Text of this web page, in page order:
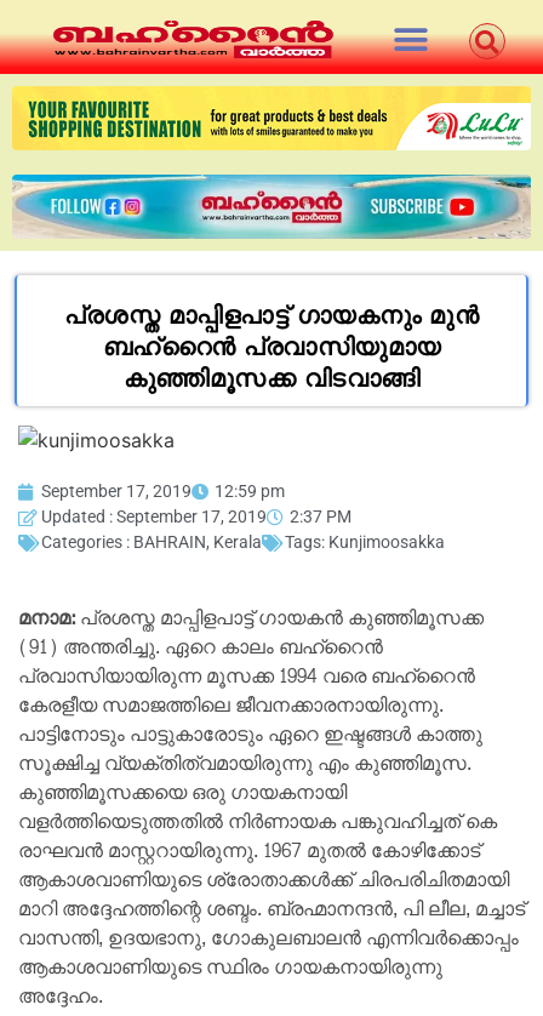
പ്രശസ്ത മാപ്പിളപാട്ട് ഗായകനും മുൻ
ബഹ്റൈൻ പ്രവാസിയുമായ
കുഞ്ഞിമൂസക്ക വിടവാങ്ങി
September 17, 2019
12:59 pm
Updated : September 17, 2019
2:37 PM
Categories : BAHRAIN, Kerala Tags: Kunjimoosakka
മനാമ:പ്രശസ്ത മാപ്പിളപാട്ട് ഗായകൻ കുഞ്ഞിമൂസക്ക
(91) അന്തരിച്ചു. ഏറെ കാലം ബഹ്റൈൻ
പ്രവാസിയായിരുന്ന മൂസക്ക 1994 വരെ ബഹ്റൈൻ
കേരളീയ സമാജത്തിലെ ജീവനക്കാരനായിരുന്നു.
പാട്ടിനോടും പാട്ടുകാരോടും ഏറെ ഇഷ്ടങ്ങൾ കാത്തു
സൂക്ഷിച്ച വ്യക്തിത്വമായിരുന്നു എം കുഞ്ഞിമൂസ.
കുഞ്ഞിമൂസക്കയെ ഒരു ഗായകനായി
വളര്‍ത്തിയെടുത്തതില്‍ നിര്‍ണായക പങ്കുവഹിച്ചത് കെ
രാഘവന്‍ മാസ്റ്ററായിരുന്നു. 1967 മുതല്‍ കോഴിക്കോട്
ആകാശവാണിയുടെ ശ്രോതാക്കൾക്ക് ചിരപരിചിതമായി
മാറി അദ്ദേഹത്തിന്റെ ശബ്ദം. ബ്രഹ്മാനന്ദന്‍, പി ലീല, മച്ചാട്
വാസന്തി, ഉദയഭാനു, ഗോകുലബാലന്‍ എന്നിവര്‍ക്കൊപ്പം
ആകാശവാണിയുടെ സ്ഥിരം ഗായകനായിരുന്നു
അദ്ദേഹം.